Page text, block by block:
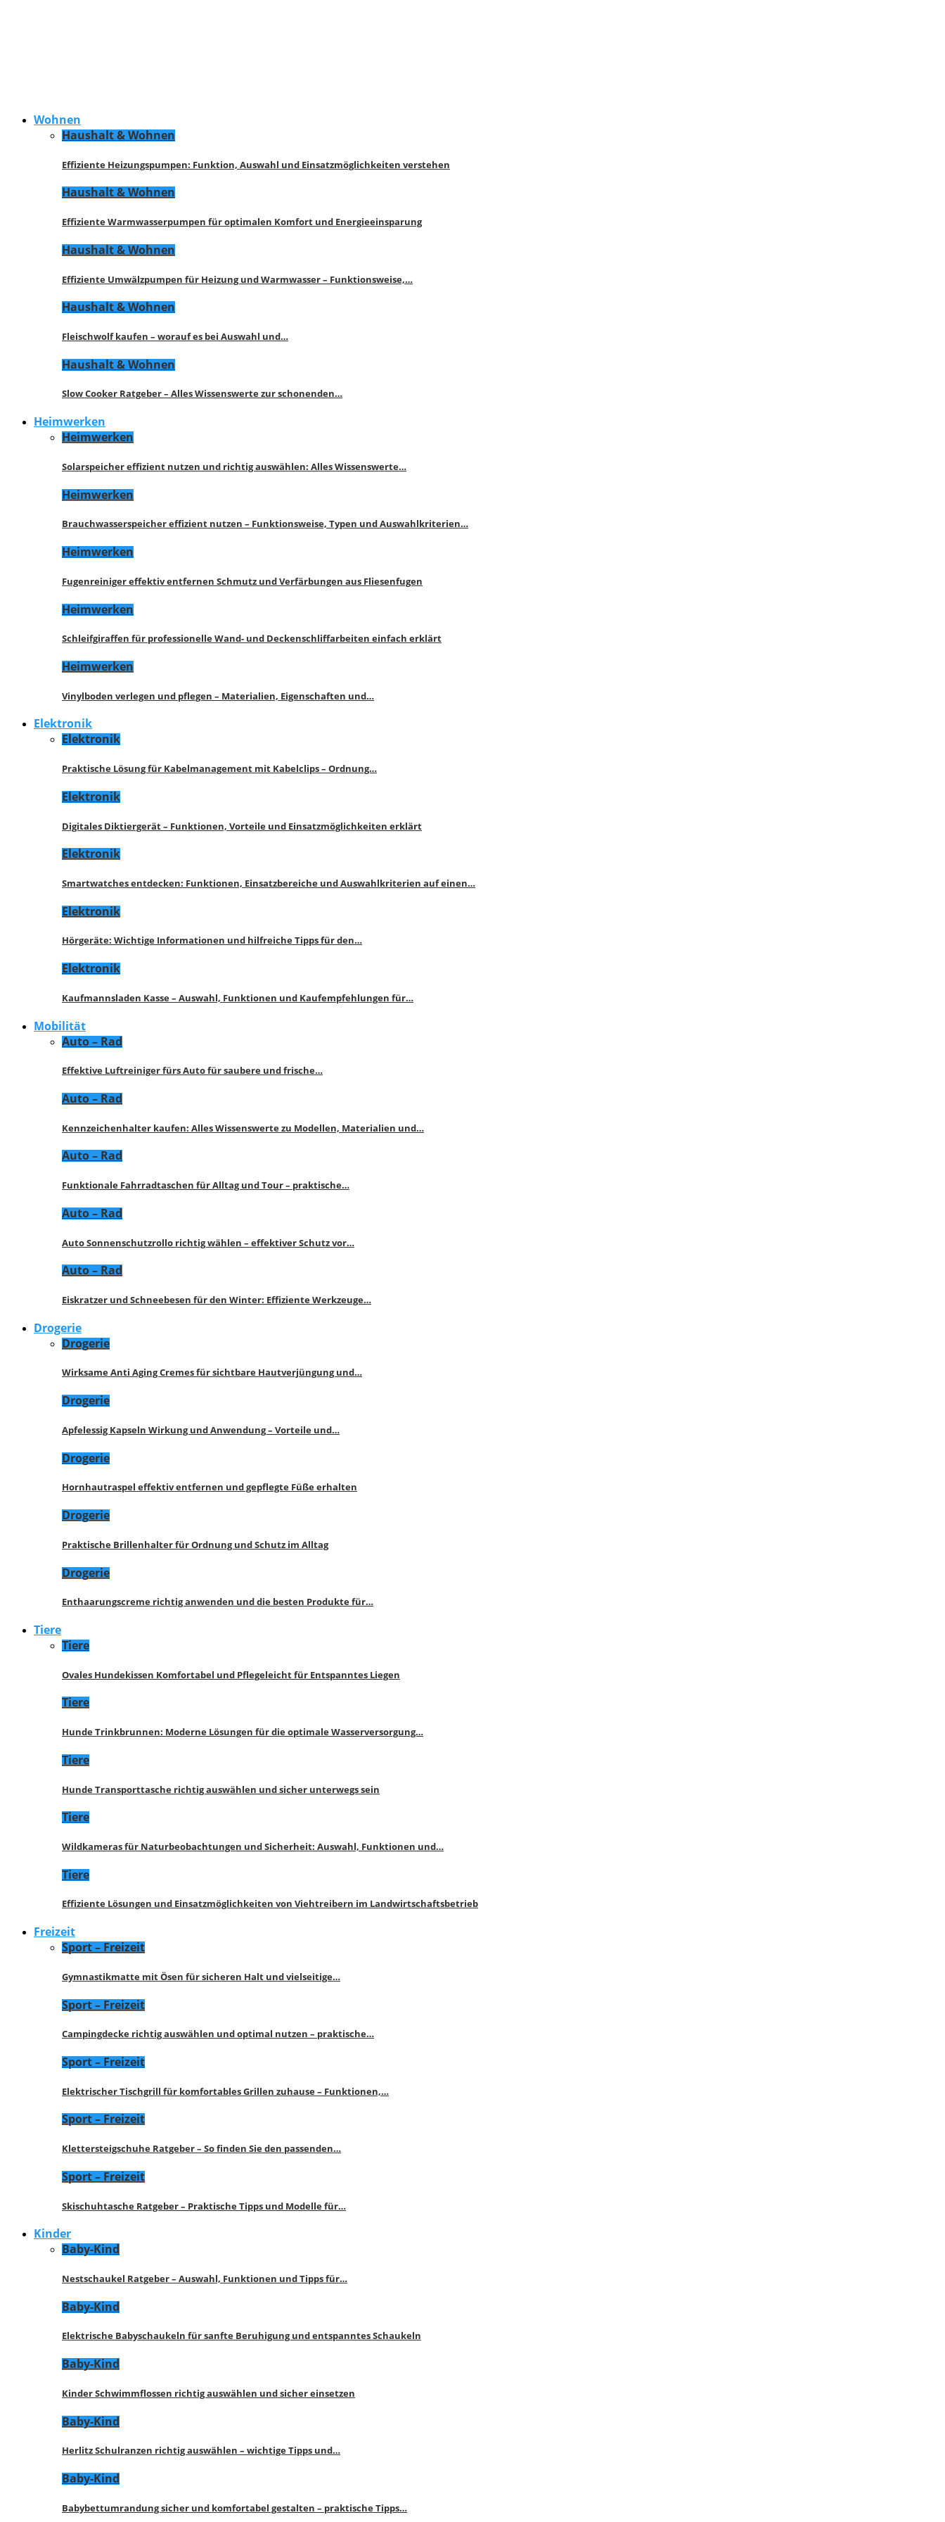
Wohnen
Haushalt & Wohnen
Effiziente Heizungspumpen: Funktion, Auswahl und Einsatzmöglichkeiten verstehen
Haushalt & Wohnen
Effiziente Warmwasserpumpen für optimalen Komfort und Energieeinsparung
Haushalt & Wohnen
Effiziente Umwälzpumpen für Heizung und Warmwasser – Funktionsweise,…
Haushalt & Wohnen
Fleischwolf kaufen – worauf es bei Auswahl und…
Haushalt & Wohnen
Slow Cooker Ratgeber – Alles Wissenswerte zur schonenden…
Heimwerken
Heimwerken
Solarspeicher effizient nutzen und richtig auswählen: Alles Wissenswerte…
Heimwerken
Brauchwasserspeicher effizient nutzen – Funktionsweise, Typen und Auswahlkriterien…
Heimwerken
Fugenreiniger effektiv entfernen Schmutz und Verfärbungen aus Fliesenfugen
Heimwerken
Schleifgiraffen für professionelle Wand- und Deckenschliffarbeiten einfach erklärt
Heimwerken
Vinylboden verlegen und pflegen – Materialien, Eigenschaften und…
Elektronik
Elektronik
Praktische Lösung für Kabelmanagement mit Kabelclips – Ordnung…
Elektronik
Digitales Diktiergerät – Funktionen, Vorteile und Einsatzmöglichkeiten erklärt
Elektronik
Smartwatches entdecken: Funktionen, Einsatzbereiche und Auswahlkriterien auf einen…
Elektronik
Hörgeräte: Wichtige Informationen und hilfreiche Tipps für den…
Elektronik
Kaufmannsladen Kasse – Auswahl, Funktionen und Kaufempfehlungen für…
Mobilität
Auto – Rad
Effektive Luftreiniger fürs Auto für saubere und frische…
Auto – Rad
Kennzeichenhalter kaufen: Alles Wissenswerte zu Modellen, Materialien und…
Auto – Rad
Funktionale Fahrradtaschen für Alltag und Tour – praktische…
Auto – Rad
Auto Sonnenschutzrollo richtig wählen – effektiver Schutz vor…
Auto – Rad
Eiskratzer und Schneebesen für den Winter: Effiziente Werkzeuge…
Drogerie
Drogerie
Wirksame Anti Aging Cremes für sichtbare Hautverjüngung und…
Drogerie
Apfelessig Kapseln Wirkung und Anwendung – Vorteile und…
Drogerie
Hornhautraspel effektiv entfernen und gepflegte Füße erhalten
Drogerie
Praktische Brillenhalter für Ordnung und Schutz im Alltag
Drogerie
Enthaarungscreme richtig anwenden und die besten Produkte für…
Tiere
Tiere
Ovales Hundekissen Komfortabel und Pflegeleicht für Entspanntes Liegen
Tiere
Hunde Trinkbrunnen: Moderne Lösungen für die optimale Wasserversorgung…
Tiere
Hunde Transporttasche richtig auswählen und sicher unterwegs sein
Tiere
Wildkameras für Naturbeobachtungen und Sicherheit: Auswahl, Funktionen und…
Tiere
Effiziente Lösungen und Einsatzmöglichkeiten von Viehtreibern im Landwirtschaftsbetrieb
Freizeit
Sport – Freizeit
Gymnastikmatte mit Ösen für sicheren Halt und vielseitige…
Sport – Freizeit
Campingdecke richtig auswählen und optimal nutzen – praktische…
Sport – Freizeit
Elektrischer Tischgrill für komfortables Grillen zuhause – Funktionen,…
Sport – Freizeit
Klettersteigschuhe Ratgeber – So finden Sie den passenden…
Sport – Freizeit
Skischuhtasche Ratgeber – Praktische Tipps und Modelle für…
Kinder
Baby-Kind
Nestschaukel Ratgeber – Auswahl, Funktionen und Tipps für…
Baby-Kind
Elektrische Babyschaukeln für sanfte Beruhigung und entspanntes Schaukeln
Baby-Kind
Kinder Schwimmflossen richtig auswählen und sicher einsetzen
Baby-Kind
Herlitz Schulranzen richtig auswählen – wichtige Tipps und…
Baby-Kind
Babybettumrandung sicher und komfortabel gestalten – praktische Tipps…